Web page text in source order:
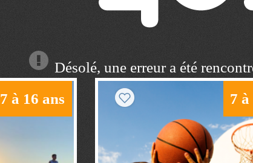
Désolé, une erreur a été
7 à 16 ans
7 à